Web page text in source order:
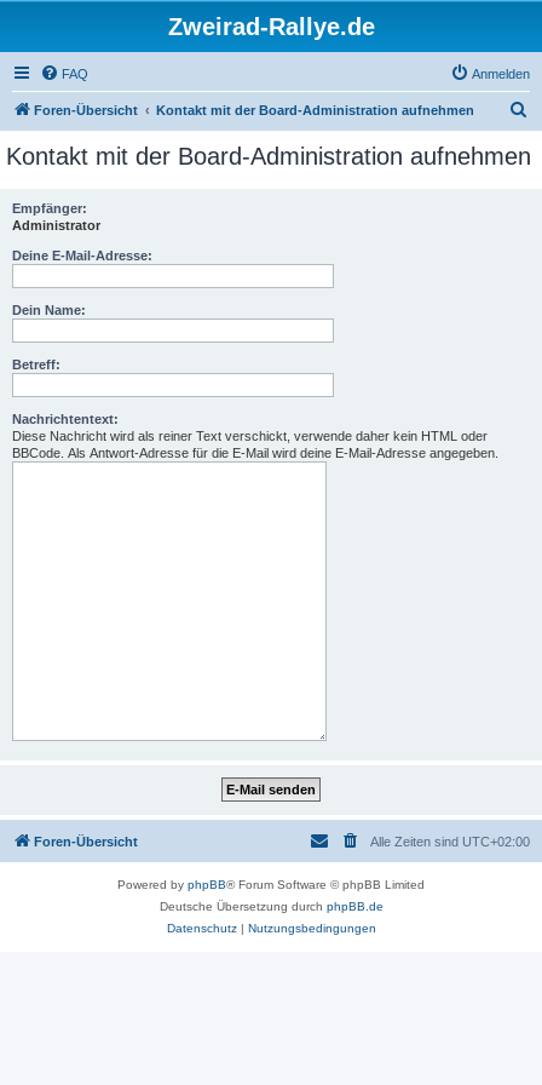
Zweirad-Rallye.de
FAQ Anmelden
Foren-Übersicht Kontakt mit der Board-Administration aufnehmen
c
Kontakt mit der Board-Administration aufnehmen
Empfänger:
Administrator
Deine E-Mail-Adresse:
Dein Name:
Betreff:
Nachrichtentext:
Diese Nachricht wird als reiner Text verschickt, verwende daher kein HTML oder
BBCode. Als Antwort-Adresse für die E-Mail wird deine E-Mail-Adresse angegeben.
Foren-Übersicht Alle Zeiten sind UTC+02:00
Powered by phpBB® Forum Software © phpBB Limited
Deutsche Übersetzung durch phpBB.de
Datenschutz| Nutzungsbedingungen